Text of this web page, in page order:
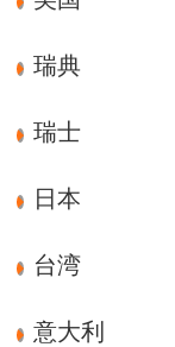
瑞典
瑞士
日本
台湾
意大利